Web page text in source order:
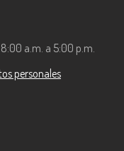
a.m. a 5:00 p.m.
personales